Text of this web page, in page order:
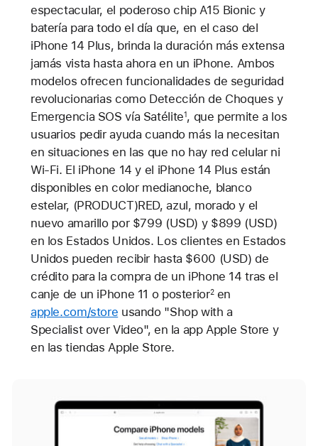
espectacular, el poderoso chip A15 Bionic y
batería para todo el día que, en el caso del
iPhone 14 Plus, brinda la duración más extensa
jamás vista hasta ahora en un iPhone. Ambos
modelos ofrecen funcionalidades de seguridad
revolucionarias como Detección de Choques y
Emergencia SOS vía Satélite1, que permite a los
usuarios pedir ayuda cuando más la necesitan
en situaciones en las que no hay red celular ni
Wi-Fi. El iPhone 14 y el iPhone 14 Plus están
disponibles en color medianoche, blanco
estelar, (PRODUCT)RED, azul, morado y el
nuevo amarillo por $799 (USD) y $899 (USD)
en los Estados Unidos. Los clientes en Estados
Unidos pueden recibir hasta $600 (USD) de
crédito para la compra de un iPhone 14 tras el
canje de un iPhone 11 o posterior2en
apple.com/store usando "Shop with a
Specialist over Video", en la app Apple Store y
en las tiendas Apple Store.